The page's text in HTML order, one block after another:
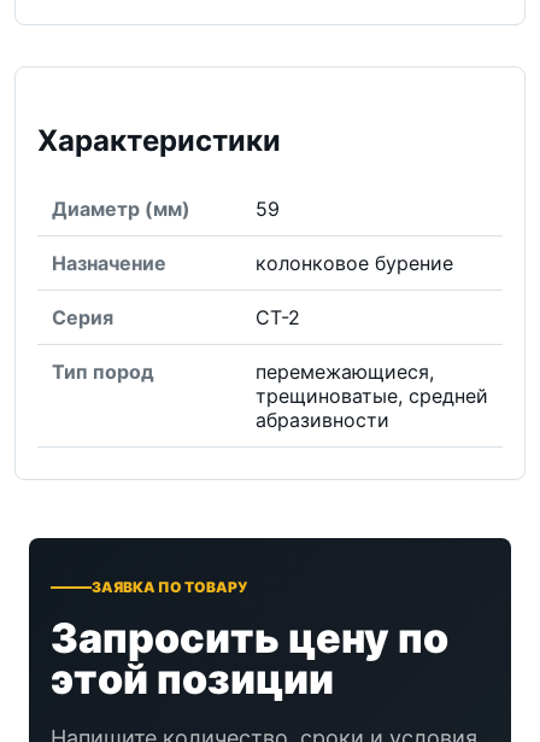
Характеристики
Диаметр (мм) 59
Назначение колонковое бурение
Серия СТ-2
Тип пород
перемежающиеся,
трещиноватые, средней
абразивности
ЗАЯВКА ПО ТОВАРУ
Запросить цену по
этой позиции